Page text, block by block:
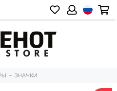
ЗНАЧКИ